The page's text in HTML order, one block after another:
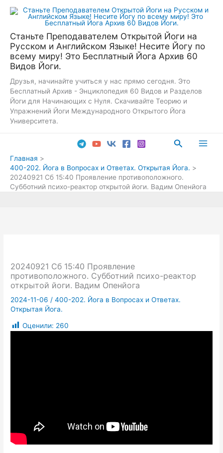
Перейти
Станьте Преподавателем Открытой Йоги на
Русском и Английском Языке! Несите Йогу по
всему миру! Это Бесплатный Йога Архив 60
Видов Йоги.
Друзья, начинайте учиться у нас прямо сегодня. Это
Бесплатный Архив - Энциклопедия 60 Видов и Разделов
Йоги для Начинающих с Нуля. Скачивайте Теорию и
Упражнений Йоги Международного Открытого Йога
Университета.
Поиск
Главная
400-202. Йога в Вопросах и Ответах. Открытая Йога.
20240921 Сб 15:40 Проявление противоположного.
Субботний психо-реактор открытой йоги. Вадим Опенйога
20240921 Сб 15:40 Проявление
противоположного. Субботний психо-реактор
открытой йоги. Вадим Опенйога
2024-11-06 /400-202. Йога в Вопросах и Ответах.
Открытая Йога.
Оценили: 260